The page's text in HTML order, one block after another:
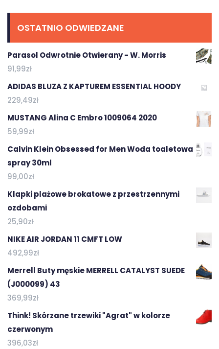
OSTATNIO ODWIEDZANE
Parasol Odwrotnie Otwierany - W. Morris
91,99zł
ADIDAS BLUZA Z KAPTUREM ESSENTIAL HOODY
229,49zł
MUSTANG Alina C Embro 1009064 2020
59,99zł
Calvin Klein Obsessed for Men Woda toaletowa
spray 30ml
99,00zł
Klapki plażowe brokatowe z przestrzennymi
ozdobami
25,90zł
NIKE AIR JORDAN 11 CMFT LOW
492,99zł
Merrell Buty męskie MERRELL CATALYST SUEDE
(J000099) 43
369,99zł
Think! Skórzane trzewiki "Agrat" w kolorze
czerwonym
396,03zł